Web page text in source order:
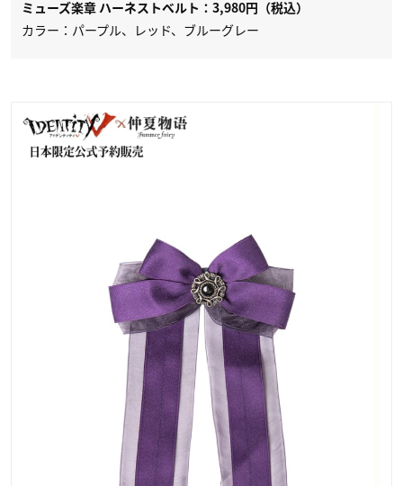
ミューズ楽章 ハーネストベルト：3,980円（税込）
カラー：パープル、レッド、ブルーグレー